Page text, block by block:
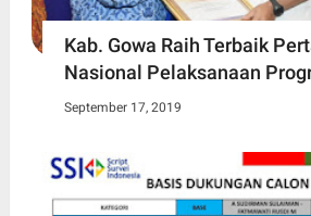
Kab. Gowa Raih Terbaik
Nasional Pelaksanaan
September 17, 2019